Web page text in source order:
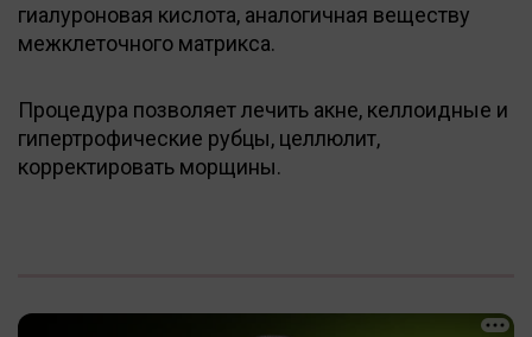
гиалуроновая кислота, аналогичная веществу
межклеточного матрикса.
Процедура позволяет лечить акне, келлоидные и
гипертрофические рубцы, целлюлит,
корректировать морщины.